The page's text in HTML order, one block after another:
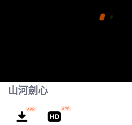
山河劍心